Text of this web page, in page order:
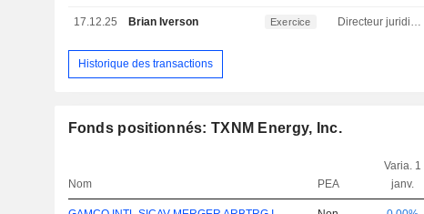
17.12.25 Brian Iverson Exercice Directeur juridique
Historique des transactions
Fonds positionnés: TXNM Energy, Inc.
Nom PEA
Varia. 1
janv.